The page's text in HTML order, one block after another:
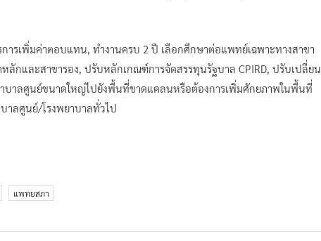
รเพิ่มค่าตอบแทน, ทำงานครบ 2 ปี เลือกศึกษาต่อแพทย์เฉพาะทางสาขา
ลักและสาขารอง, ปรับหลักเกณฑ์การจัดสรรทุนรัฐบาล CPIRD, ปรับเปลี่ยน
บาลศูนย์ขนาดใหญ่ไปยังพื้นที่ขาดแคลนหรือต้องการเพิ่มศักยภาพในพื้นที่
าลศูนย์/โรงพยาบาลทั่วไป
แพทยสภา